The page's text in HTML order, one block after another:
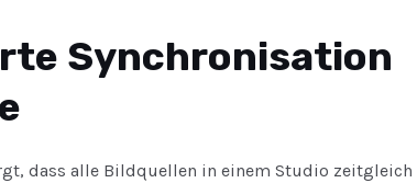
Synchronisation
dass alle Bildquellen in einem Studio zeitgleich